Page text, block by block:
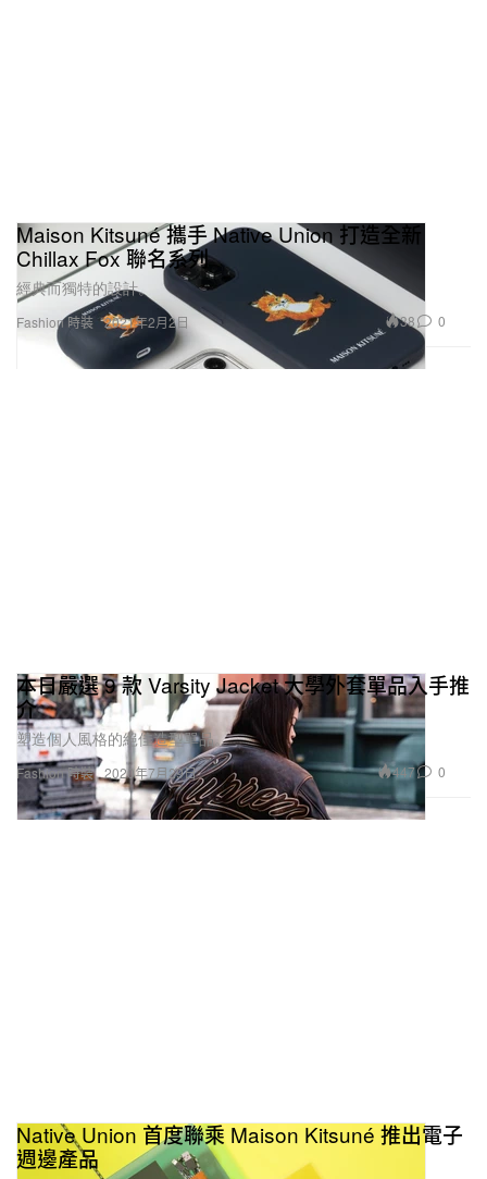
Fashion 時裝
Maison Kitsuné 攜手 Native Union 打造全新
Chillax Fox 聯名系列
經典而獨特的設計。
2021年2月2日 38 0
Fashion 時裝
本日嚴選 9 款 Varsity Jacket 大學外套單品入手推
介
塑造個人風格的絕佳造型單品。
2020年7月29日 447 0
Native Union 首度聯乘 Maison Kitsuné 推出電子
週邊產品